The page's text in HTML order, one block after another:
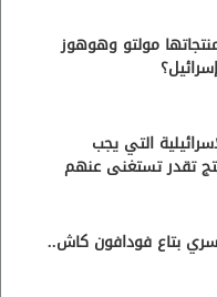
مولتو وهوهوز
التي يجب
بتاع فودافون كاش..